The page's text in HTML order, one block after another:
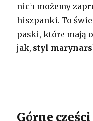
nich możemy
hiszpanki. To
paski, które mają
jak, styl
Górne